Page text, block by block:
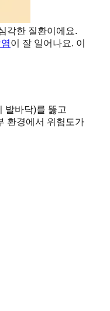
각한 질환이에요.
이 잘 일어나요. 이
발바닥)를 뚫고
환경에서 위험도가